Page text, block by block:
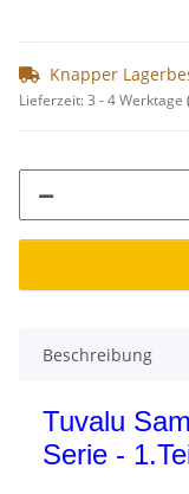
Knapper
Lieferzeit:3 - 4 Werktage
Beschreibung
Tuvalu
Serie -